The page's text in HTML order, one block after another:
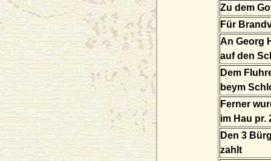
Zu dem
Für
An Georg
auf den
Dem
beym
Ferner
im Hau pr.
Den 3
zahlt